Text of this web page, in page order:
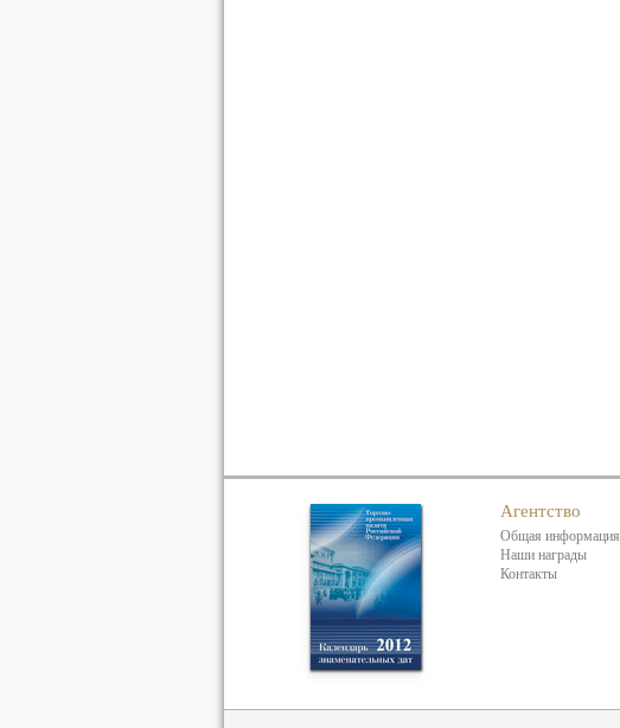
Агентство
Общая информация
Наши награды
Контакты